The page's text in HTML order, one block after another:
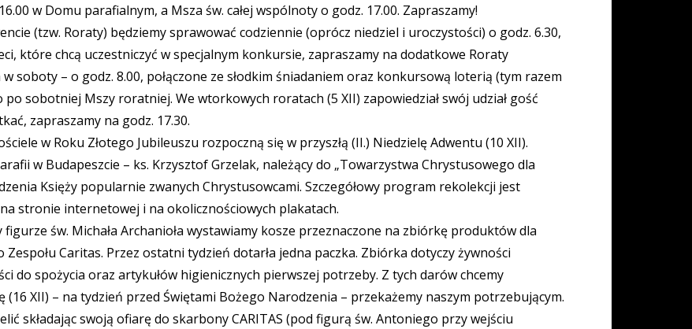
w Domu parafialnym, a Msza św. całej wspólnoty o godz. 17.00. Zapraszamy!
(tzw. Roraty) będziemy sprawować codziennie (oprócz niedziel i uroczystości) o godz. 6.30,
które chcą uczestniczyć w specjalnym konkursie, zapraszamy na dodatkowe Roraty
soboty – o godz. 8.00, połączone ze słodkim śniadaniem oraz konkursową loterią (tym razem
sobotniej Mszy roratniej. We wtorkowych roratach (5 XII) zapowiedział swój udział gość
zapraszamy na godz. 17.30.
w Roku Złotego Jubileuszu rozpoczną się w przyszłą (II.) Niedzielę Adwentu (10 XII).
w Budapeszcie – ks. Krzysztof Grzelak, należący do „Towarzystwa Chrystusowego dla
Księży popularnie zwanych Chrystusowcami. Szczegółowy program rekolekcji jest
stronie internetowej i na okolicznościowych plakatach.
figurze św. Michała Archanioła wystawiamy kosze przeznaczone na zbiórkę produktów dla
Caritas. Przez ostatni tydzień dotarła jedna paczka. Zbiórka dotyczy żywności
do spożycia oraz artykułów higienicznych pierwszej potrzeby. Z tych darów chcemy
XII) – na tydzień przed Świętami Bożego Narodzenia – przekażemy naszym potrzebującym.
składając swoją ofiarę do skarbony CARITAS (pod figurą św. Antoniego przy wejściu